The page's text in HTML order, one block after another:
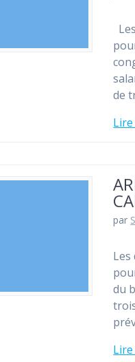
de
par
Les
du